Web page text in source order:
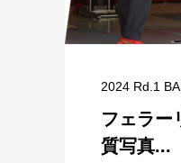
2024 Rd.1
フェラー
質写真...